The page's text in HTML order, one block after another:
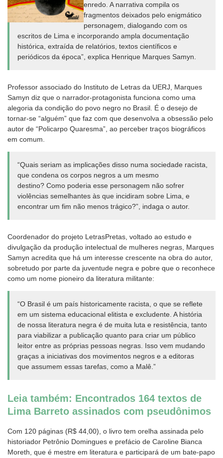
enredo. A narrativa compila os
fragmentos deixados pelo enigmático
personagem, dialogando com os
escritos de Lima e incorporando ampla documentação
histórica, extraída de relatórios, textos científicos e
periódicos da época”, explica Henrique Marques Samyn.
Professor associado do Instituto de Letras da UERJ, Marques
Samyn diz que o narrador-protagonista funciona como uma
alegoria da condição do povo negro no Brasil. É o desejo de
tornar-se “alguém” que faz com que desenvolva a obsessão pelo
autor de “Policarpo Quaresma”, ao perceber traços biográficos
em comum.
“Quais seriam as implicações disso numa sociedade racista,
que condena os corpos negros a um mesmo
destino? Como poderia esse personagem não sofrer
violências semelhantes às que incidiram sobre Lima, e
encontrar um fim não menos trágico?”, indaga o autor.
Coordenador do projeto LetrasPretas, voltado ao estudo e
divulgação da produção intelectual de mulheres negras, Marques
Samyn acredita que há um interesse crescente na obra do autor,
sobretudo por parte da juventude negra e pobre que o reconhece
como um nome pioneiro da literatura militante:
“O Brasil é um país historicamente racista, o que se reflete
em um sistema educacional elitista e excludente. A história
de nossa literatura negra é de muita luta e resistência, tanto
para viabilizar a publicação quanto para criar um público
leitor entre as próprias pessoas negras. Isso vem mudando
graças a iniciativas dos movimentos negros e a editoras
que assumem essas tarefas, como a Malê.”
Leia também: Encontrados 164 textos de
Lima Barreto assinados com pseudônimos
Com 120 páginas (R$ 44,00), o livro tem orelha assinada pelo
historiador Petrônio Domingues e prefácio de Caroline Bianca
Moreth, que é mestre em literatura e participará de um bate-papo